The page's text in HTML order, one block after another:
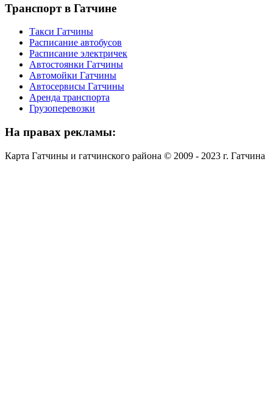
Транспортв Гатчине
Такси Гатчины
Расписание автобусов
Расписание электричек
Автостоянки Гатчины
Автомойки Гатчины
Автосервисы Гатчины
Аренда транспорта
Грузоперевозки
На правах рекламы:
Карта Гатчины и гатчинского района © 2009 - 2023 г. Гатчина